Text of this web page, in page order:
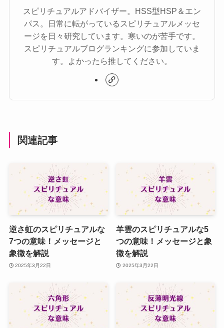
スピリチュアルアドバイザー。HSS型HSP＆エン
パス。日常に転がっているスピリチュアルメッセ
ージを日々研究しています。寒いのが苦手です。
スピリチュアルブログランキングに参加していま
す。よかったら推してください。
関連記事
逆さ虹のスピリチュアルな
7つの意味！メッセージと
象徴を解説
2025年3月22日
羊雲のスピリチュアルな5
つの意味！メッセージと象
徴を解説
2025年3月22日